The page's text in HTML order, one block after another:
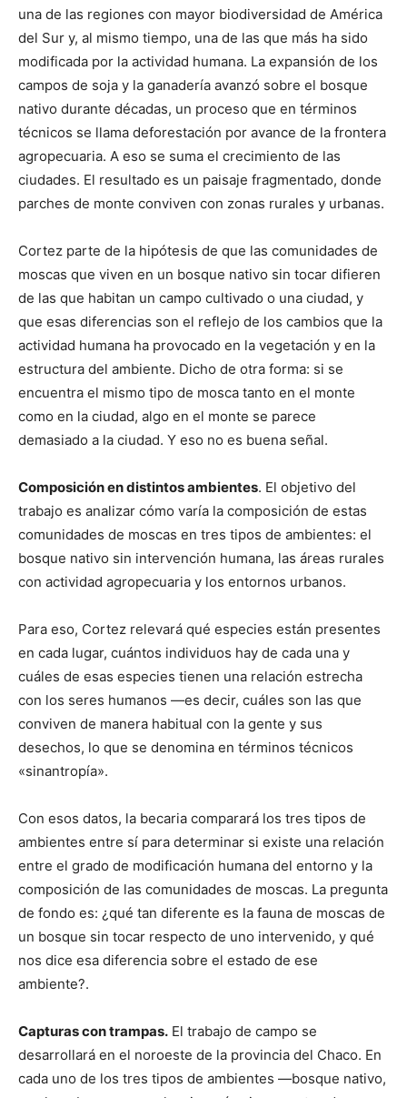
una de las regiones con mayor biodiversidad de América
del Sur y, al mismo tiempo, una de las que más ha sido
modificada por la actividad humana. La expansión de los
campos de soja y la ganadería avanzó sobre el bosque
nativo durante décadas, un proceso que en términos
técnicos se llama deforestación por avance de la frontera
agropecuaria. A eso se suma el crecimiento de las
ciudades. El resultado es un paisaje fragmentado, donde
parches de monte conviven con zonas rurales y urbanas.
Cortez parte de la hipótesis de que las comunidades de
moscas que viven en un bosque nativo sin tocar difieren
de las que habitan un campo cultivado o una ciudad, y
que esas diferencias son el reflejo de los cambios que la
actividad humana ha provocado en la vegetación y en la
estructura del ambiente. Dicho de otra forma: si se
encuentra el mismo tipo de mosca tanto en el monte
como en la ciudad, algo en el monte se parece
demasiado a la ciudad. Y eso no es buena señal.
Composición en distintos ambientes. El objetivo del
trabajo es analizar cómo varía la composición de estas
comunidades de moscas en tres tipos de ambientes: el
bosque nativo sin intervención humana, las áreas rurales
con actividad agropecuaria y los entornos urbanos.
Para eso, Cortez relevará qué especies están presentes
en cada lugar, cuántos individuos hay de cada una y
cuáles de esas especies tienen una relación estrecha
con los seres humanos —es decir, cuáles son las que
conviven de manera habitual con la gente y sus
desechos, lo que se denomina en términos técnicos
«sinantropía».
Con esos datos, la becaria comparará los tres tipos de
ambientes entre sí para determinar si existe una relación
entre el grado de modificación humana del entorno y la
composición de las comunidades de moscas. La pregunta
de fondo es: ¿qué tan diferente es la fauna de moscas de
un bosque sin tocar respecto de uno intervenido, y qué
nos dice esa diferencia sobre el estado de ese
ambiente?.
Capturas con trampas. El trabajo de campo se
desarrollará en el noroeste de la provincia del Chaco. En
cada uno de los tres tipos de ambientes —bosque nativo,